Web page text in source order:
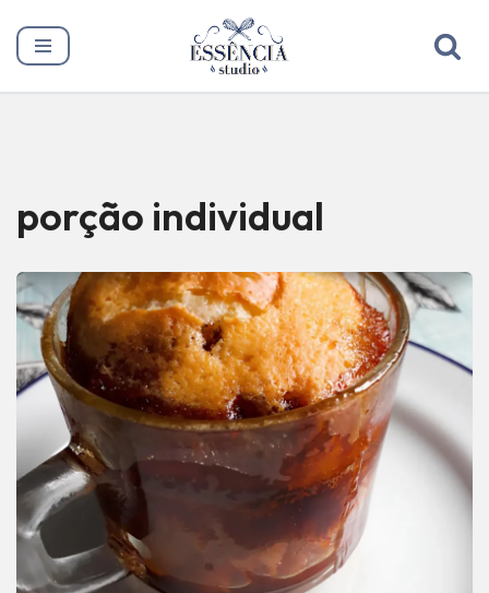
Pular
porção individual